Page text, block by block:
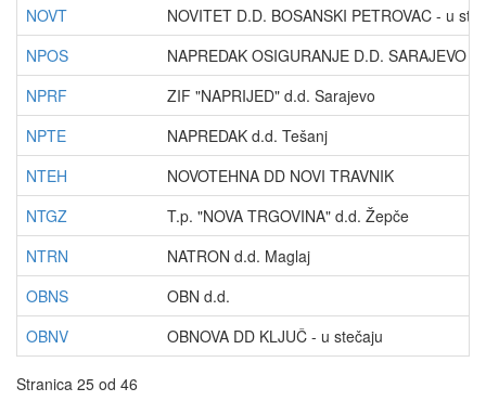
NOVT
NOVITET D.D. BOSANSKI PETROVAC - u
NPOS
NAPREDAK OSIGURANJE D.D. SARAJEVO -
NPRF
ZIF "NAPRIJED" d.d. Sarajevo
NPTE
NAPREDAK d.d. Tešanj
NTEH
NOVOTEHNA DD NOVI TRAVNIK
NTGZ
T.p. "NOVA TRGOVINA" d.d. Žepče
NTRN
NATRON d.d. Maglaj
OBNS
OBN d.d.
OBNV
OBNOVA DD KLJUČ - u stečaju
Stranica 25 od 46